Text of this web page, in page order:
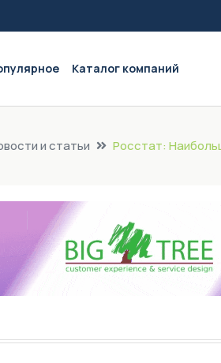
Каталог компаний
и статьи Росстат: